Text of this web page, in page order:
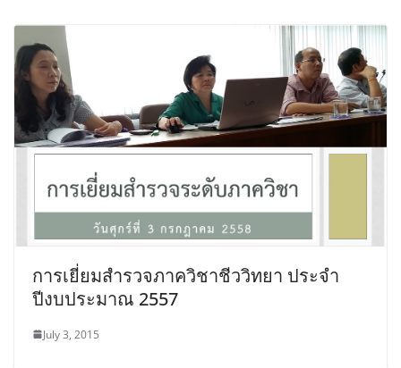
การเยี่ยมสำรวจภาควิชาชีววิทยา ประจำ
ปีงบประมาณ 2557
July 3, 2015